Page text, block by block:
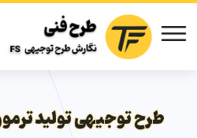
طرح توجیهی تولید